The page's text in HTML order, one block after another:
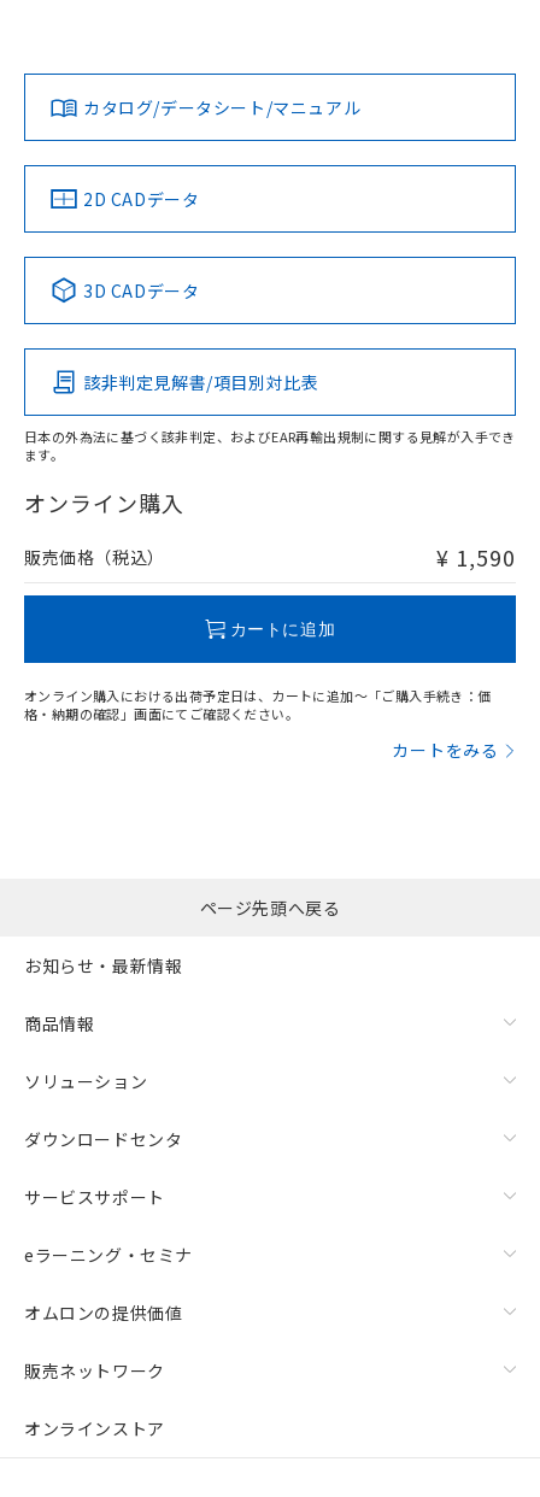
ダウンロードデータをご利用いただく前に、以下を必ずお読
みください。
ソフトウェアの使用条件
対応済み
中国 RoHS 注意事項・凡例
Pb Hg Cd Cr(VI)
O
在庫等で未対応品が混在する可能性があります。
問い合わせください。
LR型式承認
（イギリス
船舶規格）
DNV型式承認
（ノルウェー
BV型式承認
（フランス
KR型式
（韓国
No No No No
この製品の規格認証/適合状況ページへ
その他の認証はこちらのページからご検索ください
カタログ/データシート/マニュアル
2D CADデータ
3D CADデータ
該非判定見解書/項目別対比表
日本の外為法に基づく該非判定、およびEAR再輸出規制に関する見解が入手でき
ます。
オンライン購入
販売価格（税込） ¥ 1,590
カートに追加
オンライン購入における出荷予定日は、カートに追加～「ご購入手続き：価
格・納期の確認」画面にてご確認ください。
カートをみる
ページ先頭へ戻る
お知らせ・最新情報
商品情報
ソリューション
ダウンロードセンタ
サービスサポート
eラーニング・セミナ
オムロンの提供価値
販売ネットワーク
オンラインストア